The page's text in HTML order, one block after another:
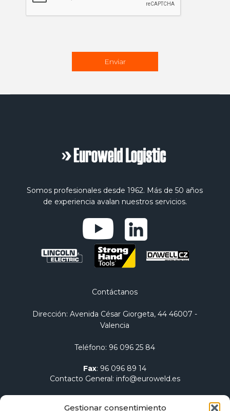
Gestionar consentimiento
Somos profesionales desde 1962. Más de 50 años
de experiencia avalan nuestros servicios.
Contáctanos
Dirección: Avenida César Giorgeta, 44 46007 -
Valencia
Teléfono: 96 096 25 84
Fax: 96 096 89 14
Contacto General : info@euroweld.es